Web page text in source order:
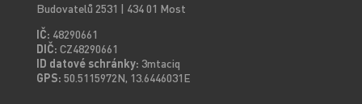
Budovatelů 2531 | 434 01 Most
IČ: 48290661
DIČ: CZ48290661
ID datové schránky: 3mtaciq
GPS: 50.5115972N, 13.6446031E